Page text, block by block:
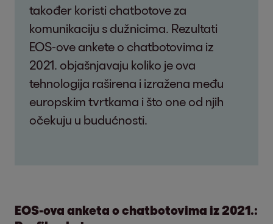
također koristi chatbotove za
komunikaciju s dužnicima. Rezultati
EOS-ove ankete o chatbotovima iz
2021. objašnjavaju koliko je ova
tehnologija raširena i izražena među
europskim tvrtkama i što one od njih
očekuju u budućnosti.
EOS-ova anketa o chatbotovima iz 2021.: